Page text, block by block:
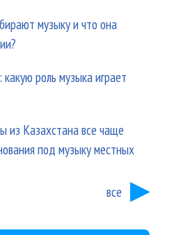
музыку и что она
какую роль музыка играет
из Казахстана все чаще
под музыку местных
все